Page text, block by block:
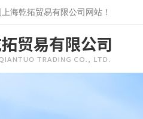
上海乾拓贸易有限公司 网站！